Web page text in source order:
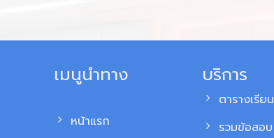
เมนูนำทาง
หน้าแรก
บริการ
ตารางเรียน
รวมข้อสอ